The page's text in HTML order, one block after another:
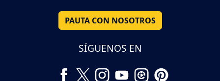
PAUTA CON NOSOTROS
SÍGUENOS EN